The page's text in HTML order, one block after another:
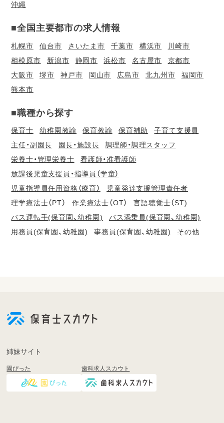
沖縄
■全国主要都市の求人情報
札幌市 仙台市 さいたま市 千葉市 横浜市
川崎市
相模原市
新潟市 静岡市 浜松市 名古屋市
京都市
大阪市
堺市 神戸市 岡山市 広島市 北九州市
福岡市
熊本市
■職種から探す
保育士 幼稚園教諭 保育教諭 保育補助
子育て支援員
主任・副園長
園長・施設長
調理師・調理スタッフ
栄養士・管理栄養士
看護師・准看護師
放課後児童支援員・指導員（学童）
児童指導員任用資格（療育）
児童発達支援管理責任者
理学療法士（PT）
作業療法士（OT）
言語聴覚士（ST)
バス運転手(保育園、幼稚園)
バス添乗員(保育園、幼稚園)
用務員(保育園、幼稚園)
事務員(保育園、幼稚園) その他
登
く
姉妹サイト
園ぴった 歯科求人スカウト